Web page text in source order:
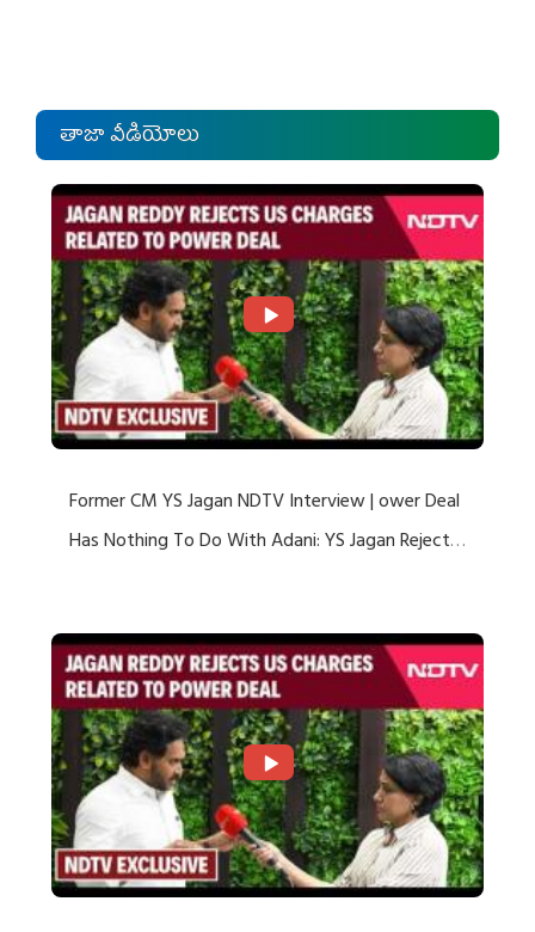
తాజా వీడియోలు
Former CM YS Jagan NDTV Interview | ower Deal
Has Nothing To Do With Adani: YS Jagan Rejects